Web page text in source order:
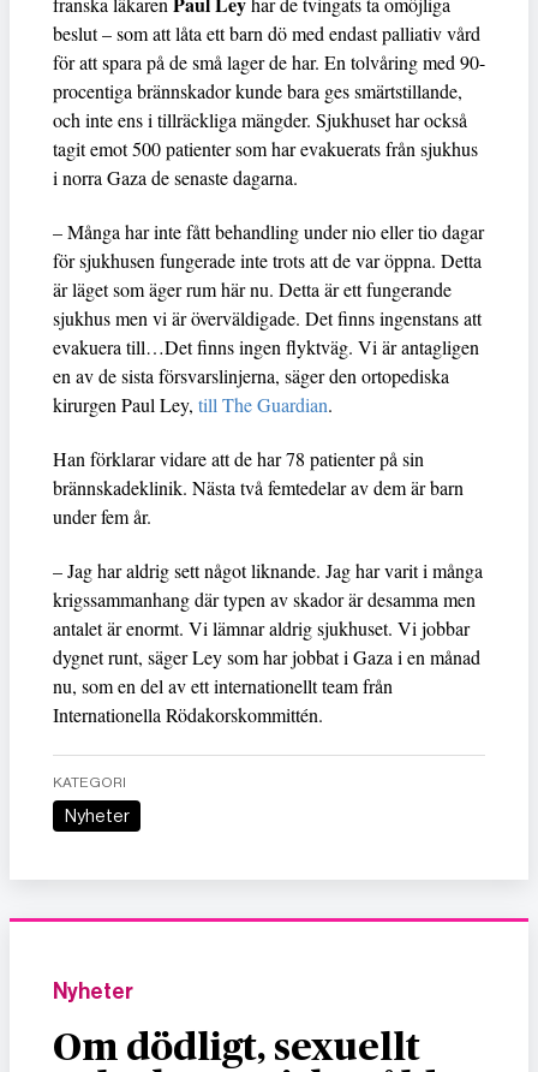
beslut – som att låta ett barn dö med endast palliativ vård
för att spara på de små lager de har. En tolvåring med 90-
procentiga brännskador kunde bara ges smärtstillande,
och inte ens i tillräckliga mängder. Sjukhuset har också
tagit emot 500 patienter som har evakuerats från sjukhus
i norra Gaza de senaste dagarna.
– Många har inte fått behandling under nio eller tio dagar
för sjukhusen fungerade inte trots att de var öppna. Detta
är läget som äger rum här nu. Detta är ett fungerande
sjukhus men vi är överväldigade. Det finns ingenstans att
evakuera till…Det finns ingen flyktväg. Vi är antagligen
en av de sista försvarslinjerna, säger den ortopediska
kirurgen Paul Ley, till The Guardian.
Han förklarar vidare att de har 78 patienter på sin
brännskadeklinik. Nästa två femtedelar av dem är barn
under fem år.
– Jag har aldrig sett något liknande. Jag har varit i många
krigssammanhang där typen av skador är desamma men
antalet är enormt. Vi lämnar aldrig sjukhuset. Vi jobbar
dygnet runt, säger Ley som har jobbat i Gaza i en månad
nu, som en del av ett internationellt team från
Internationella Rödakorskommittén.
KATEGORI
Nyheter
Nyheter
Om dödligt, sexuellt